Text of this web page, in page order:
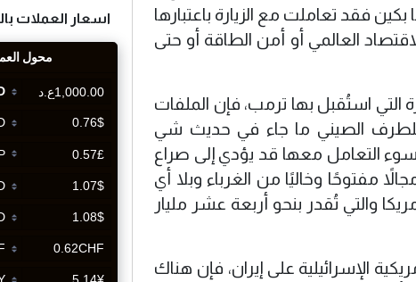
فقد تعاملت مع الزيارة باعتبارها
العالمي أو أمن الطاقة أو حتى
التي استُقبل بها ترمب، فإن الملفات
للطرف الصيني ما جاء في حديث شي
سوء التعامل معها قد يؤدي إلى صراع
مفتوحًا وخاليًا من الغرباء وبلا أي
والتي تُقدر بنحو أربعة عشر مليار
الإسرائيلية على إيران، فإن هناك
اسعار العملات